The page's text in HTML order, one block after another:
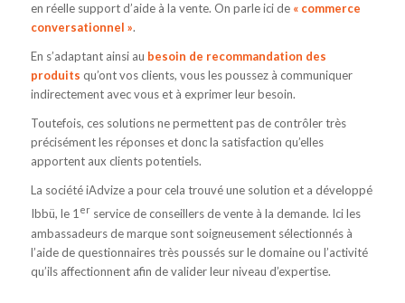
en réelle support d’aide à la vente. On parle ici de « commerce
conversationnel ».
En s’adaptant ainsi au besoin de recommandation des
produits qu’ont vos clients, vous les poussez à communiquer
indirectement avec vous et à exprimer leur besoin.
Toutefois, ces solutions ne permettent pas de contrôler très
précisément les réponses et donc la satisfaction qu’elles
apportent aux clients potentiels.
La société iAdvize a pour cela trouvé une solution et a développé
Ibbü, le 1erservice de conseillers de vente à la demande. Ici les
ambassadeurs de marque sont soigneusement sélectionnés à
l’aide de questionnaires très poussés sur le domaine ou l’activité
qu’ils affectionnent afin de valider leur niveau d’expertise.